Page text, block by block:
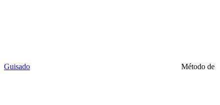
Guisado Método de